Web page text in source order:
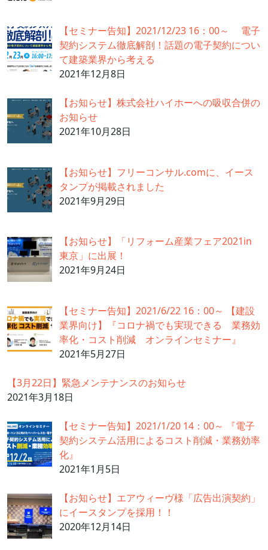
【セミナー告知】2021/12/23 16：00～ 電子
契約システム徹底解剖！話題の電子契約につい
て建築業界から考える
2021年12月8日
【お知らせ】株式会社ハイホーへの吸収合併の
お知らせ
2021年10月28日
【お知らせ】フリーコンサル.comに、イース
タンプが掲載されました
2021年9月29日
【お知らせ】「リフォーム産業フェア2021in
東京」に出展！
2021年9月24日
【セミナー告知】2021/6/22 16：00～ 【建設
業界向け】『コロナ禍でも実現できる 業務効
率化・コスト削減 オンラインセミナー』
2021年5月27日
【3月22日】緊急メンテナンスのお知らせ
2021年3月18日
【セミナー告知】2021/1/20 14：00～ 『電子
契約システム活用によるコスト削減・業務効率
化』
2021年1月5日
【お知らせ】エアウィーヴ様「広告出演契約」
にイースタンプを採用！！
2020年12月14日